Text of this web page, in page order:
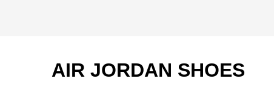
AIR JORDAN SHOES